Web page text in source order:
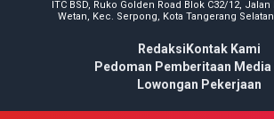
ITC BSD, Ruko Golden Road Blok C32/12,
Wetan, Kec. Serpong, Kota Tangerang
Redaksi Kontak Kami
Pedoman Pemberitaan Media
Lowongan Pekerjaan